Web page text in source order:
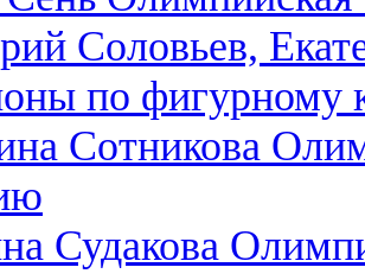
Соловьев,
по фигурному
Сотникова
Судакова